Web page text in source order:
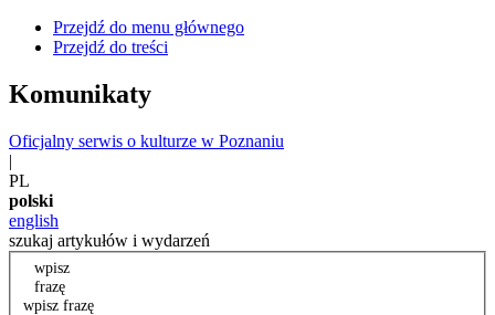
Przejdź do menu głównego
Przejdź do treści
Komunikaty
Oficjalny serwis o kulturze w Poznaniu
|
PL
polski
english
szukaj artykułów i wydarzeń
wpisz
frazę
wpisz frazę